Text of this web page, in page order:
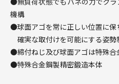
機構
●球面アゴを常に正しい位置に保
確実な取付けを可能にする姿勢
●締付ねじ及び球面アゴは特殊合
●特殊合金鋼製精密鍛造本体